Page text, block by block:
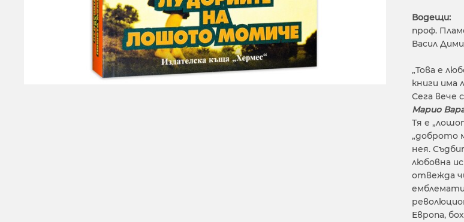
Водещи:
проф.
Васил
„Това е
книги има
Сега вече
Марио
Тя е
„доброто
нея.
любовна
отвежда
Европа,